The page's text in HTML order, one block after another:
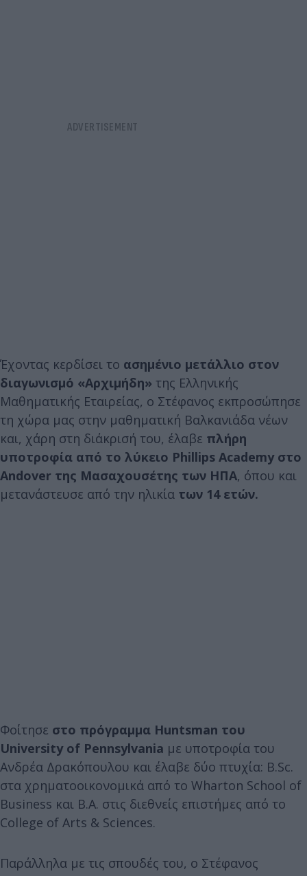
Έχοντας κερδίσει το ασημένιο μετάλλιο στον
διαγωνισμό «Αρχιμήδη» της Ελληνικής
Μαθηματικής Εταιρείας, ο Στέφανος εκπροσώπησε
τη χώρα μας στην μαθηματική Βαλκανιάδα νέων
και, χάρη στη διάκρισή του, έλαβε πλήρη
υποτροφία από το λύκειο Phillips Academy στο
Andover της Μασαχουσέτης των ΗΠΑ, όπου και
μετανάστευσε από την ηλικία των 14 ετών.
Φοίτησε στο πρόγραμμα Huntsman του
University of Pennsylvania με υποτροφία του
Ανδρέα Δρακόπουλου και έλαβε δύο πτυχία: B.Sc.
στα χρηματοοικονομικά από το Wharton School of
Business και Β.Α. στις διεθνείς επιστήμες από το
College of Arts & Sciences.
Παράλληλα με τις σπουδές του, ο Στέφανος